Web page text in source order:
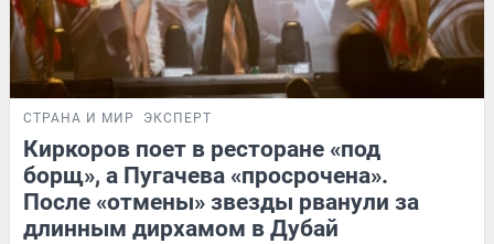
СТРАНА И МИР ЭКСПЕРТ
Киркоров поет в ресторане «под
борщ», а Пугачева «просрочена».
После «отмены» звезды рванули за
длинным дирхамом в Дубай